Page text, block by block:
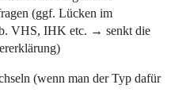
(ggf. Lücken im
VHS, IHK etc. → senkt die
(wenn man der Typ dafür